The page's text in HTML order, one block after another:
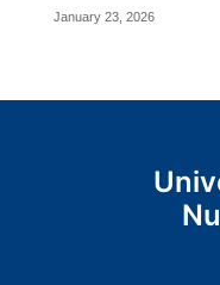
January 23, 2026